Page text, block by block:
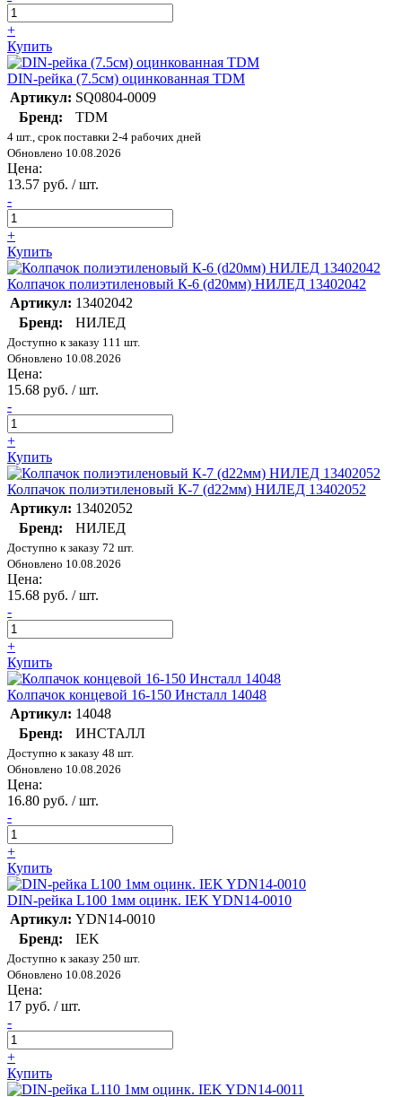
+
Купить
DIN-рейка (7.5см) оцинкованная TDM
Артикул: SQ0804-0009
Бренд:
TDM
4 шт., срок поставки 2-4 рабочих дней
Обновлено 10.08.2026
Цена:
13.57 руб. / шт.
-
+
Купить
Колпачок полиэтиленовый К-6 (d20мм) НИЛЕД 13402042
Артикул: 13402042
Бренд:
НИЛЕД
Доступно к заказу 111 шт.
Обновлено 10.08.2026
Цена:
15.68 руб. / шт.
-
+
Купить
Колпачок полиэтиленовый К-7 (d22мм) НИЛЕД 13402052
Артикул: 13402052
Бренд:
НИЛЕД
Доступно к заказу 72 шт.
Обновлено 10.08.2026
Цена:
15.68 руб. / шт.
-
+
Купить
Колпачок концевой 16-150 Инсталл 14048
Артикул: 14048
Бренд:
ИНСТАЛЛ
Доступно к заказу 48 шт.
Обновлено 10.08.2026
Цена:
16.80 руб. / шт.
-
+
Купить
DIN-рейка L100 1мм оцинк. IEK YDN14-0010
Артикул: YDN14-0010
Бренд:
IEK
Доступно к заказу 250 шт.
Обновлено 10.08.2026
Цена:
17 руб. / шт.
-
+
Купить